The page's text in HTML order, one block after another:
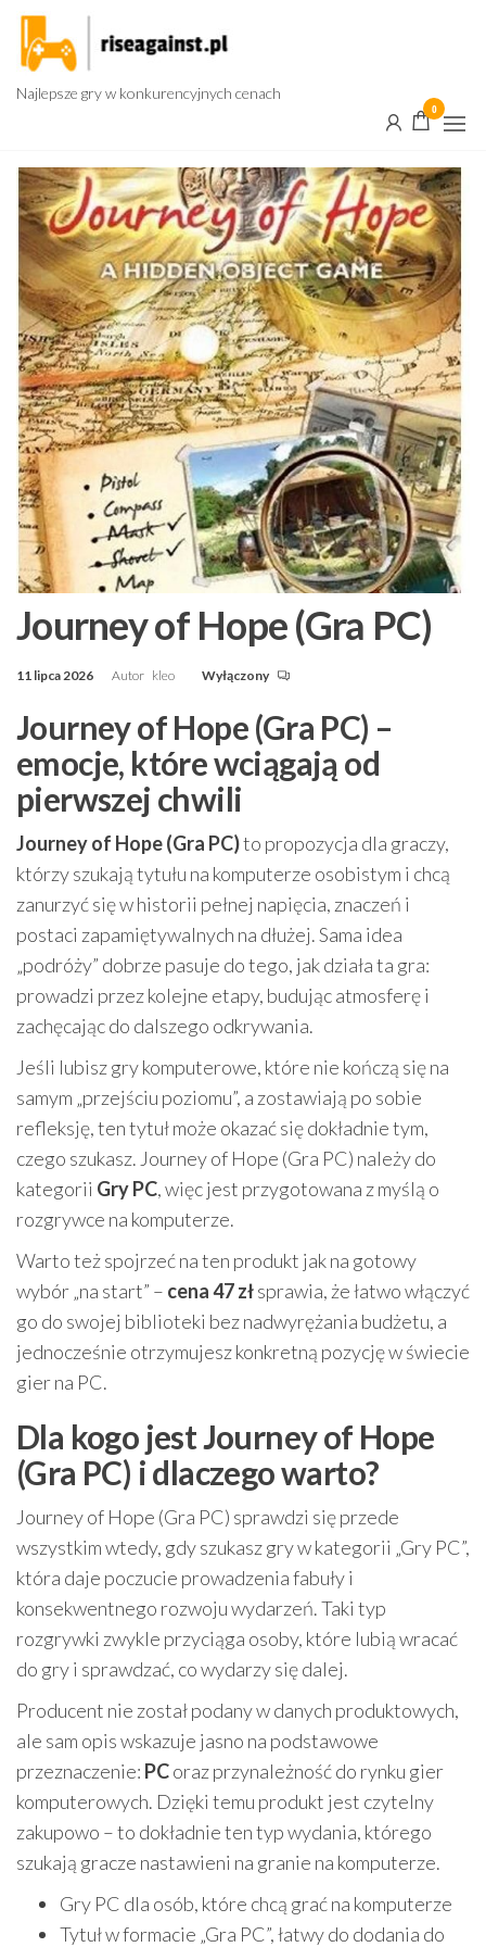
Przejdź
treści
Najlepsze gry w konkurencyjnych cenach
0
Journey of Hope (Gra PC)
11 lipca 2026 Autor kleo Wyłączony
Journey of Hope (Gra PC) –
emocje, które wciągają od
pierwszej chwili
Journey of Hope (Gra PC)to propozycja dla graczy,
którzy szukają tytułu na komputerze osobistym i chcą
zanurzyć się w historii pełnej napięcia, znaczeń i
postaci zapamiętywalnych na dłużej. Sama idea
„podróży” dobrze pasuje do tego, jak działa ta gra:
prowadzi przez kolejne etapy, budując atmosferę i
zachęcając do dalszego odkrywania.
Jeśli lubisz gry komputerowe, które nie kończą się na
samym „przejściu poziomu”, a zostawiają po sobie
refleksję, ten tytuł może okazać się dokładnie tym,
czego szukasz. Journey of Hope (Gra PC) należy do
kategorii Gry PC, więc jest przygotowana z myślą o
rozgrywce na komputerze.
Warto też spojrzeć na ten produkt jak na gotowy
wybór „na start” – cena 47 złsprawia, że łatwo włączyć
go do swojej biblioteki bez nadwyrężania budżetu, a
jednocześnie otrzymujesz konkretną pozycję w świecie
gier na PC.
Dla kogo jest Journey of Hope
(Gra PC) i dlaczego warto?
Journey of Hope (Gra PC) sprawdzi się przede
wszystkim wtedy, gdy szukasz gry w kategorii „Gry PC”,
która daje poczucie prowadzenia fabuły i
konsekwentnego rozwoju wydarzeń. Taki typ
rozgrywki zwykle przyciąga osoby, które lubią wracać
do gry i sprawdzać, co wydarzy się dalej.
Producent nie został podany w danych produktowych,
ale sam opis wskazuje jasno na podstawowe
przeznaczenie: PCoraz przynależność do rynku gier
komputerowych. Dzięki temu produkt jest czytelny
zakupowo – to dokładnie ten typ wydania, którego
szukają gracze nastawieni na granie na komputerze.
Gry PC dla osób, które chcą grać na komputerze
Tytuł w formacie „Gra PC”, łatwy do dodania do